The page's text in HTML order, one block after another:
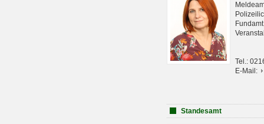
Tel.:
E-Mail:
Standesamt